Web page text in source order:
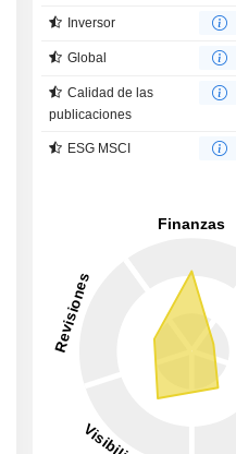
Inversor
Global
Calidad de las
publicaciones
ESG MSCI